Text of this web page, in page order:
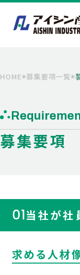
HOME 募集要項一覧
募集要項
01当社が社
求める人材